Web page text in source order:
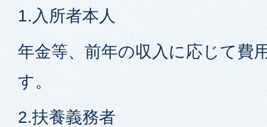
1.入所者本人
年金等、前年の収入に応じて費
す。
2.扶養義務者